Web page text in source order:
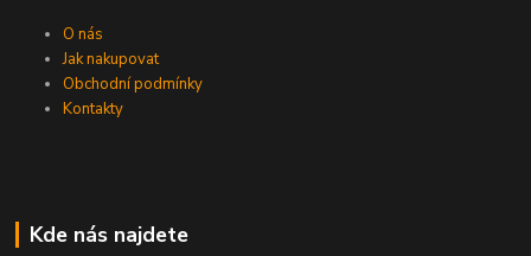
O nás
Jak nakupovat
Obchodní podmínky
Kontakty
Kde nás najdete